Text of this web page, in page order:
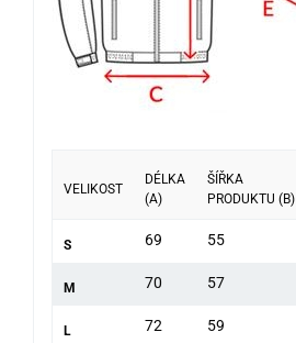
VELIKOST
DÉLKA
(A)
ŠÍŘKA
PRODUKTU (B)
S 69 55
M 70 57
L 72 59